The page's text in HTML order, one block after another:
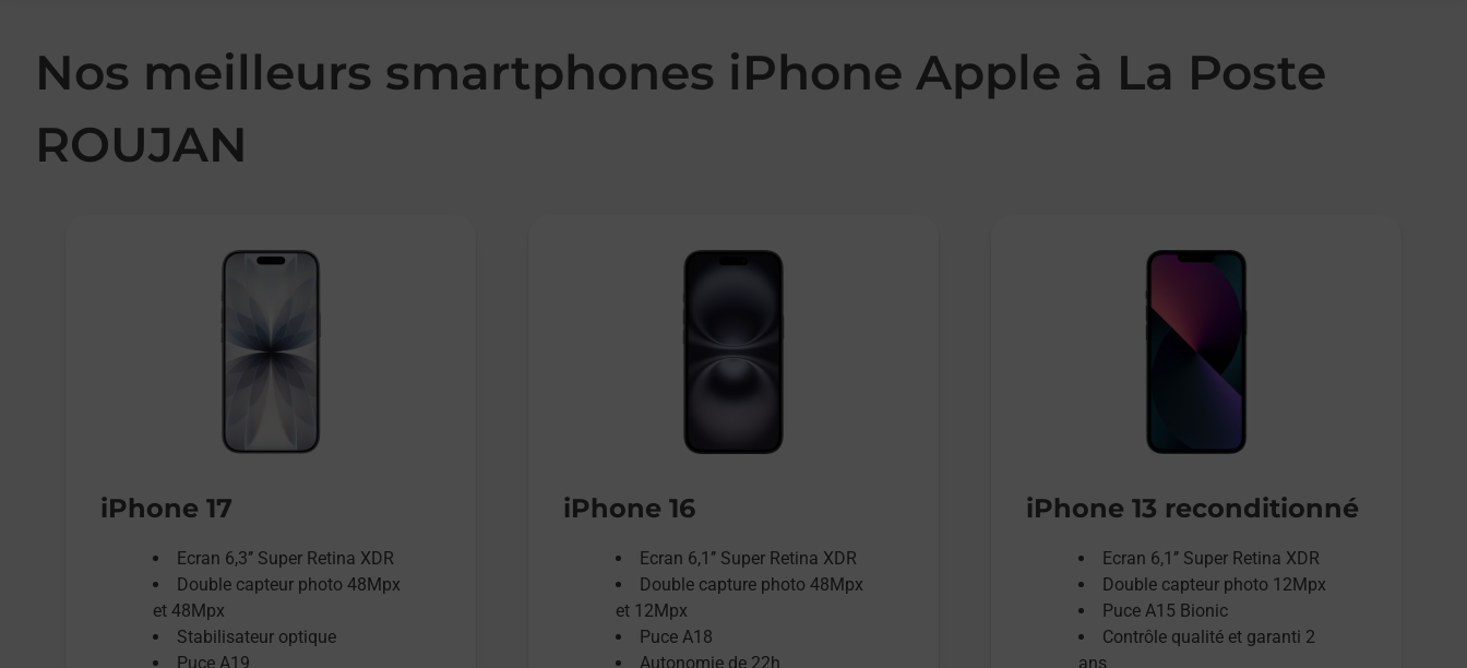
Nos meilleurs smartphones iPhone Apple à La Poste
ROUJAN
iPhone 17
Ecran 6,3’’ Super Retina XDR
Double capteur photo 48Mpx
et 48Mpx
Stabilisateur optique
Puce A19
iPhone 16
Ecran 6,1’’ Super Retina XDR
Double capture photo 48Mpx
et 12Mpx
Puce A18
Autonomie de 22h
iPhone 13 reconditionné
Ecran 6,1’’ Super Retina XDR
Double capteur photo 12Mpx
Puce A15 Bionic
Contrôle qualité et garanti 2
ans